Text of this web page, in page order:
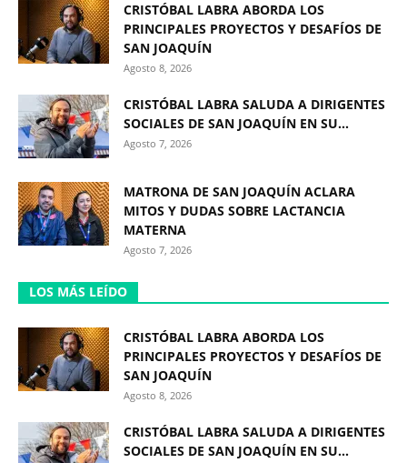
CRISTÓBAL LABRA ABORDA LOS
PRINCIPALES PROYECTOS Y DESAFÍOS DE
SAN JOAQUÍN
Agosto 8, 2026
CRISTÓBAL LABRA SALUDA A DIRIGENTES
SOCIALES DE SAN JOAQUÍN EN SU...
Agosto 7, 2026
MATRONA DE SAN JOAQUÍN ACLARA
MITOS Y DUDAS SOBRE LACTANCIA
MATERNA
Agosto 7, 2026
LOS MÁS LEÍDO
CRISTÓBAL LABRA ABORDA LOS
PRINCIPALES PROYECTOS Y DESAFÍOS DE
SAN JOAQUÍN
Agosto 8, 2026
CRISTÓBAL LABRA SALUDA A DIRIGENTES
SOCIALES DE SAN JOAQUÍN EN SU...